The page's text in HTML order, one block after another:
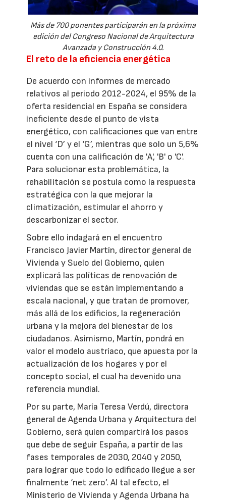
Más de 700 ponentes participarán en la próxima
edición del Congreso Nacional de Arquitectura
Avanzada y Construcción 4.0.
El reto de la eficiencia energética
De acuerdo con informes de mercado
relativos al periodo 2012-2024, el 95% de la
oferta residencial en España se considera
ineficiente desde el punto de vista
energético, con calificaciones que van entre
el nivel ‘D’ y el ‘G’, mientras que solo un 5,6%
cuenta con una calificación de 'A', 'B' o 'C'.
Para solucionar esta problemática, la
rehabilitación se postula como la respuesta
estratégica con la que mejorar la
climatización, estimular el ahorro y
descarbonizar el sector.
Sobre ello indagará en el encuentro
Francisco Javier Martín, director general de
Vivienda y Suelo del Gobierno, quien
explicará las políticas de renovación de
viviendas que se están implementando a
escala nacional, y que tratan de promover,
más allá de los edificios, la regeneración
urbana y la mejora del bienestar de los
ciudadanos. Asimismo, Martín, pondrá en
valor el modelo austríaco, que apuesta por la
actualización de los hogares y por el
concepto social, el cual ha devenido una
referencia mundial.
Por su parte, María Teresa Verdú, directora
general de Agenda Urbana y Arquitectura del
Gobierno, será quien compartirá los pasos
que debe de seguir España, a partir de las
fases temporales de 2030, 2040 y 2050,
para lograr que todo lo edificado llegue a ser
finalmente ‘net zero’. Al tal efecto, el
Ministerio de Vivienda y Agenda Urbana ha